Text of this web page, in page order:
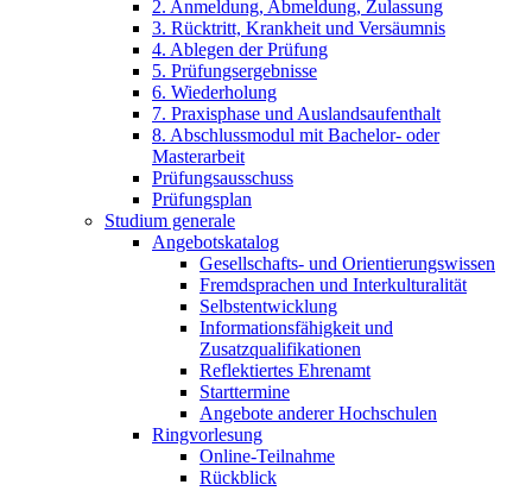
2. Anmeldung, Abmeldung, Zulassung
3. Rücktritt, Krankheit und Versäumnis
4. Ablegen der Prüfung
5. Prüfungsergebnisse
6. Wiederholung
7. Praxisphase und Auslandsaufenthalt
8. Abschlussmodul mit Bachelor- oder
Masterarbeit
Prüfungsausschuss
Prüfungsplan
Studium generale
Angebotskatalog
Gesellschafts- und Orientierungswissen
Fremdsprachen und Interkulturalität
Selbstentwicklung
Informationsfähigkeit und
Zusatzqualifikationen
Reflektiertes Ehrenamt
Starttermine
Angebote anderer Hochschulen
Ringvorlesung
Online-Teilnahme
Rückblick